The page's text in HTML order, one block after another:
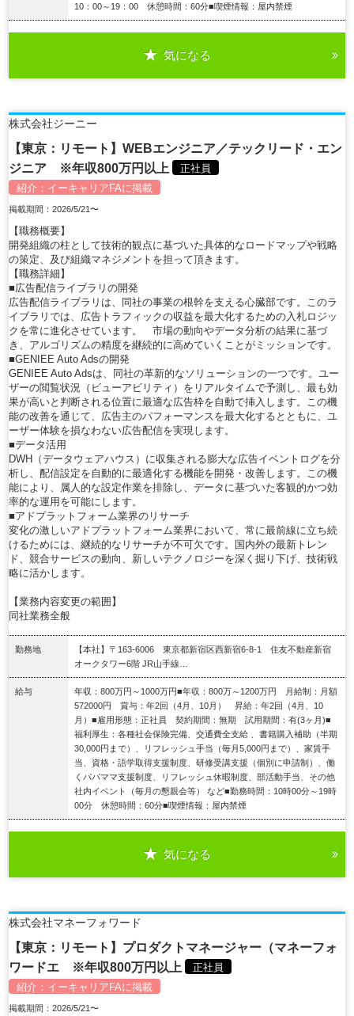
10：00～19：00 休憩時間：60分■喫煙情報：屋内禁煙
気になる
株式会社ジーニー
【東京：リモート】WEBエンジニア／テックリード・エン
ジニア ※年収800万円以上
正社員
紹介： イーキャリアFAに掲載
掲載期間：2026/5/21〜
【職務概要】
開発組織の柱として技術的観点に基づいた具体的なロードマップや戦略
の策定、及び組織マネジメントを担って頂きます。
【職務詳細】
■広告配信ライブラリの開発
広告配信ライブラリは、同社の事業の根幹を支える心臓部です。このラ
イブラリでは、広告トラフィックの収益を最大化するための入札ロジッ
クを常に進化させています。 市場の動向やデータ分析の結果に基づ
き、アルゴリズムの精度を継続的に高めていくことがミッションです。
■GENIEE Auto Adsの開発
GENIEE Auto Adsは、同社の革新的なソリューションの一つです。ユー
ザーの閲覧状況（ビューアビリティ）をリアルタイムで予測し、最も効
果が高いと判断される位置に最適な広告枠を自動で挿入します。この機
能の改善を通じて、広告主のパフォーマンスを最大化するとともに、ユ
ーザー体験を損なわない広告配信を実現します。
■データ活用
DWH（データウェアハウス）に収集される膨大な広告イベントログを分
析し、配信設定を自動的に最適化する機能を開発・改善します。この機
能により、属人的な設定作業を排除し、データに基づいた客観的かつ効
率的な運用を可能にします。
■アドプラットフォーム業界のリサーチ
変化の激しいアドプラットフォーム業界において、常に最前線に立ち続
けるためには、継続的なリサーチが不可欠です。国内外の最新トレン
ド、競合サービスの動向、新しいテクノロジーを深く掘り下げ、技術戦
略に活かします。
【業務内容変更の範囲】
同社業務全般
勤務地
【本社】〒163-6006 東京都新宿区西新宿6-8-1 住友不動産新宿
オークタワー6階 JR山手線…
給与
年収：800万円～1000万円■年収：800万～1200万円 月給制：月額
572000円 賞与：年2回（4月、10月） 昇給：年2回（4月、10
月）■雇用形態：正社員 契約期間：無期 試用期間：有(3ヶ月)■
福利厚生：各種社会保険完備、交通費全支給 、書籍購入補助（半期
30,000円まで）、リフレッシュ手当（毎月5,000円まで）、家賃手
当、資格・語学取得支援制度、研修受講支援（個別に申請制）、働
くパパママ支援制度、リフレッシュ休暇制度、部活動手当、その他
社内イベント（毎月の懇親会等） など■勤務時間：10時00分～19時
00分 休憩時間：60分■喫煙情報：屋内禁煙
気になる
株式会社マネーフォワード
【東京：リモート】プロダクトマネージャー（マネーフォ
ワードエ ※年収800万円以上
正社員
紹介： イーキャリアFAに掲載
掲載期間：2026/5/21〜